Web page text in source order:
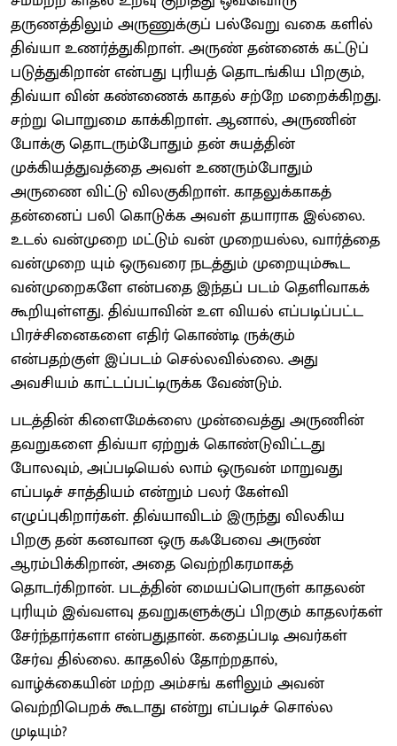
தருணத்திலும் அருணுக்குப் பல்வேறு வகை களில்
திவ்யா உணர்த்துகிறாள். அருண் தன்னைக் கட்டுப்
படுத்துகிறான் என்பது புரியத் தொடங்கிய பிறகும்,
திவ்யா வின் கண்ணைக் காதல் சற்றே மறைக்கிறது.
சற்று பொறுமை காக்கிறாள். ஆனால், அருணின்
போக்கு தொடரும்போதும் தன் சுயத்தின்
முக்கியத்துவத்தை அவள் உணரும்போதும்
அருணை விட்டு விலகுகிறாள். காதலுக்காகத்
தன்னைப் பலி கொடுக்க அவள் தயாராக இல்லை.
உடல் வன்முறை மட்டும் வன் முறையல்ல, வார்த்தை
வன்முறை யும் ஒருவரை நடத்தும் முறையும்கூட
வன்முறைகளே என்பதை இந்தப் படம் தெளிவாகக்
கூறியுள்ளது. திவ்யாவின் உள வியல் எப்படிப்பட்ட
பிரச்சினைகளை எதிர் கொண்டி ருக்கும்
என்பதற்குள் இப்படம் செல்லவில்லை. அது
அவசியம் காட்டப்பட்டிருக்க வேண்டும்.
படத்தின் கிளைமேக்ஸை முன்வைத்து அருணின்
தவறுகளை திவ்யா ஏற்றுக் கொண்டுவிட்டது
போலவும், அப்படியெல் லாம் ஒருவன் மாறுவது
எப்படிச் சாத்தியம் என்றும் பலர் கேள்வி
எழுப்புகிறார்கள். திவ்யாவிடம் இருந்து விலகிய
பிறகு தன் கனவான ஒரு கஃபேவை அருண்
ஆரம்பிக்கிறான், அதை வெற்றிகரமாகத்
தொடர்கிறான். படத்தின் மையப்பொருள் காதலன்
புரியும் இவ்வளவு தவறுகளுக்குப் பிறகும் காதலர்கள்
சேர்ந்தார்களா என்பதுதான். கதைப்படி அவர்கள்
சேர்வ தில்லை. காதலில் தோற்றதால்,
வாழ்க்கையின் மற்ற அம்சங் களிலும் அவன்
வெற்றிபெறக் கூடாது என்று எப்படிச் சொல்ல
முடியும்?